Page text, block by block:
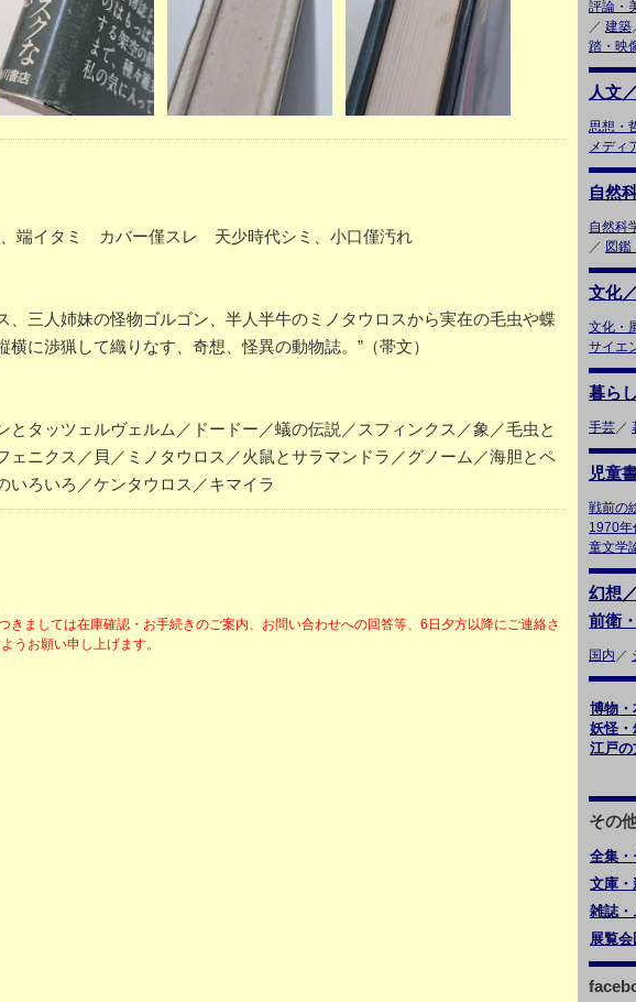
イタミ カバー僅スレ 天少時代シミ、小口僅汚れ
三人姉妹の怪物ゴルゴン、半人半牛のミノタウロスから実在の毛虫や蝶
に渉猟して織りなす、奇想、怪異の動物誌。”（帯文）
タッツェルヴェルム／ドードー／蟻の伝説／スフィンクス／象／毛虫と
ニクス／貝／ミノタウロス／火鼠とサラマンドラ／グノーム／海胆とペ
いろいろ／ケンタウロス／キマイラ
ましては在庫確認・お手続きのご案内、お問い合わせへの回答等、6日夕方以降にご連絡さ
うお願い申し上げます。
評論・
／ 建築
踏・映
人文
思想・
メディ
自然
自然科
／ 図鑑
文化
文化・
サイエ
暮ら
手芸／
児童
戦前の
1970年
童文学
幻想
前衛
国内 ／
博物・
妖怪・
江戸の
その
全集・
文庫・
雑誌・
展覧